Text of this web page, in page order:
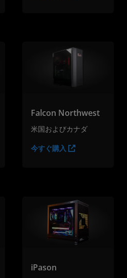
Falcon Northwest
米国およびカナダ
今すぐ購入
iPason